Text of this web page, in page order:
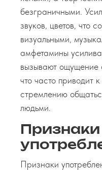
безграничными.
звуков, цветов, что
визуальными,
амфетамины
вызывают
что часто приводит
стремлению
людьми.
Признаки
Признаки